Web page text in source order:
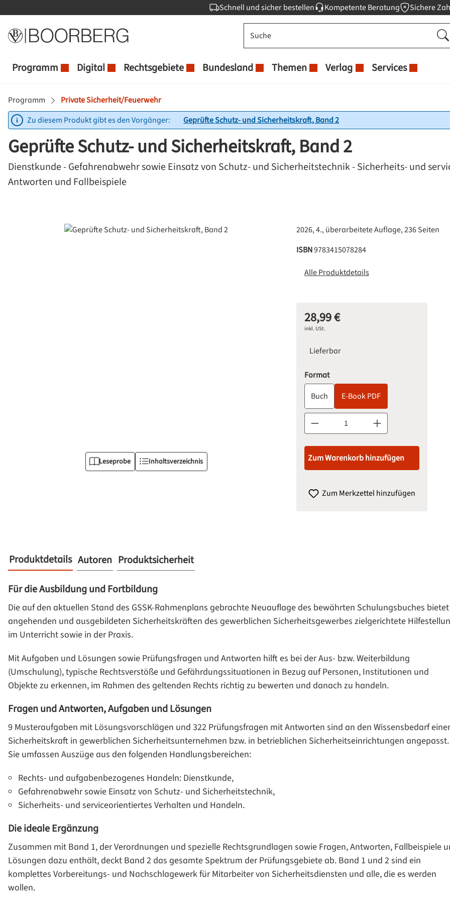
Schnell und sicher bestellen Kompetente Beratung Sichere
Programm Digital Rechtsgebiete Bundesland Themen Verlag Services
Programm
Private Sicherheit/Feuerwehr
Zu diesem Produkt gibt es den Vorgänger:
Geprüfte Schutz- und Sicherheitskraft, Band 2
Geprüfte Schutz- und Sicherheitskraft, Band 2
Dienstkunde - Gefahrenabwehr sowie Einsatz von Schutz- und Sicherheitstechnik - Sicherheits- und
Antworten und Fallbeispiele
Bildergalerie überspringen
Leseprobe Inhaltsverzeichnis
2026, 4., überarbeitete Auflage, 236 Seiten
ISBN9783415078284
Alle Produktdetails
Regulärer Preis:
28,99 €
inkl. USt.
Lieferbar
Formatauswählen
Buch
E-Book PDF
Produkt Anzahl: Gib den gewünschten
Zum Warenkorb hinzufügen
Zum Merkzettel hinzufügen
Produktdetails
Für die Ausbildung und Fortbildung
Die auf den aktuellen Stand des GSSK-Rahmenplans gebrachte Neuauflage des bewährten Schulungsbuches bietet
angehenden und ausgebildeten Sicherheitskräften des gewerblichen Sicherheitsgewerbes zielgerichtete
im Unterricht sowie in der Praxis.
Mit Aufgaben und Lösungen sowie Prüfungsfragen und Antworten hilft es bei der Aus- bzw. Weiterbildung
(Umschulung), typische Rechtsverstöße und Gefährdungssituationen in Bezug auf Personen, Institutionen und
Objekte zu erkennen, im Rahmen des geltenden Rechts richtig zu bewerten und danach zu handeln.
Fragen und Antworten, Aufgaben und Lösungen
9 Musteraufgaben mit Lösungsvorschlägen und 322 Prüfungsfragen mit Antworten sind an den Wissensbedarf einer
Sicherheitskraft in gewerblichen Sicherheitsunternehmen bzw. in betrieblichen Sicherheitseinrichtungen angepasst.
Sie umfassen Auszüge aus den folgenden Handlungsbereichen:
Rechts- und aufgabenbezogenes Handeln: Dienstkunde,
Gefahrenabwehr sowie Einsatz von Schutz- und Sicherheitstechnik,
Sicherheits- und serviceorientiertes Verhalten und Handeln.
Die ideale Ergänzung
Zusammen mit Band 1, der Verordnungen und spezielle Rechtsgrundlagen sowie Fragen, Antworten, Fallbeispiele
Lösungen dazu enthält, deckt Band 2 das gesamte Spektrum der Prüfungsgebiete ab. Band 1 und 2 sind ein
komplettes Vorbereitungs- und Nachschlagewerk für Mitarbeiter von Sicherheitsdiensten und alle, die es werden
wollen.
Autoren Produktsicherheit